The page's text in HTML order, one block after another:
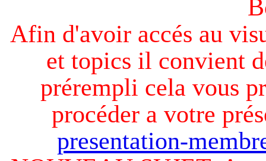
Afin d'avoir accés au
et topics il convient
prérempli cela vous
procéder a votre
presentation-